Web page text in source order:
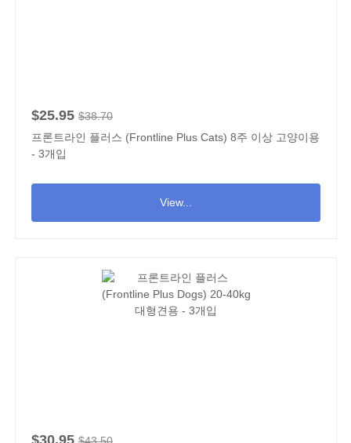
$25.95 $38.70
프론트라인 플러스 (Frontline Plus Cats) 8주 이상 고양이용
- 3개입
View...
$30.95